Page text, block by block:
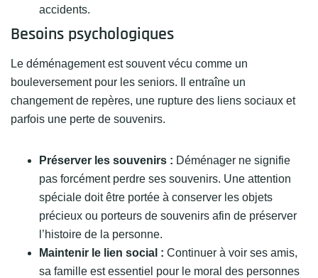
accidents.
Besoins psychologiques
Le déménagement est souvent vécu comme un
bouleversement pour les seniors. Il entraîne un
changement de repères, une rupture des liens sociaux et
parfois une perte de souvenirs.
Préserver les souvenirs : Déménager ne signifie
pas forcément perdre ses souvenirs. Une attention
spéciale doit être portée à conserver les objets
précieux ou porteurs de souvenirs afin de préserver
l’histoire de la personne.
Maintenir le lien social : Continuer à voir ses amis,
sa famille est essentiel pour le moral des personnes